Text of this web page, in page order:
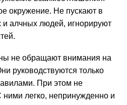
окружение. Не пускают в
алчных людей, игнорируют
не обращают внимания на
руководствуются только
При этом не
легко, непринужденно и